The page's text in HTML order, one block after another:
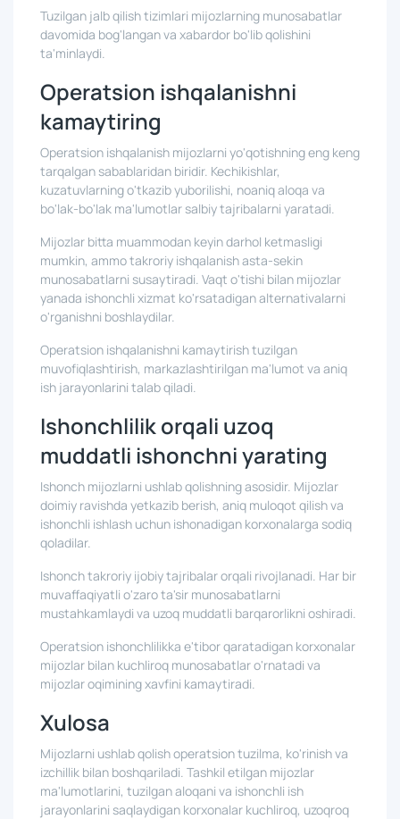
Tuzilgan jalb qilish tizimlari mijozlarning munosabatlar
davomida bog'langan va xabardor bo'lib qolishini
ta'minlaydi.
Operatsion ishqalanishni
kamaytiring
Operatsion ishqalanish mijozlarni yo'qotishning eng keng
tarqalgan sabablaridan biridir. Kechikishlar,
kuzatuvlarning o'tkazib yuborilishi, noaniq aloqa va
bo'lak-bo'lak ma'lumotlar salbiy tajribalarni yaratadi.
Mijozlar bitta muammodan keyin darhol ketmasligi
mumkin, ammo takroriy ishqalanish asta-sekin
munosabatlarni susaytiradi. Vaqt o'tishi bilan mijozlar
yanada ishonchli xizmat ko'rsatadigan alternativalarni
o'rganishni boshlaydilar.
Operatsion ishqalanishni kamaytirish tuzilgan
muvofiqlashtirish, markazlashtirilgan ma'lumot va aniq
ish jarayonlarini talab qiladi.
Ishonchlilik orqali uzoq
muddatli ishonchni yarating
Ishonch mijozlarni ushlab qolishning asosidir. Mijozlar
doimiy ravishda yetkazib berish, aniq muloqot qilish va
ishonchli ishlash uchun ishonadigan korxonalarga sodiq
qoladilar.
Ishonch takroriy ijobiy tajribalar orqali rivojlanadi. Har bir
muvaffaqiyatli o'zaro ta'sir munosabatlarni
mustahkamlaydi va uzoq muddatli barqarorlikni oshiradi.
Operatsion ishonchlilikka e'tibor qaratadigan korxonalar
mijozlar bilan kuchliroq munosabatlar o'rnatadi va
mijozlar oqimining xavfini kamaytiradi.
Xulosa
Mijozlarni ushlab qolish operatsion tuzilma, ko'rinish va
izchillik bilan boshqariladi. Tashkil etilgan mijozlar
ma'lumotlarini, tuzilgan aloqani va ishonchli ish
jarayonlarini saqlaydigan korxonalar kuchliroq, uzoqroq